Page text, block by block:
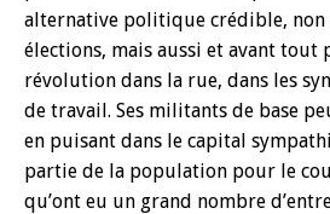
alternative politique crédible, non
élections, mais aussi et avant
révolution dans la rue, dans les
de travail. Ses militants de base
en puisant dans le capital
partie de la population pour le
qu’ont eu un grand nombre